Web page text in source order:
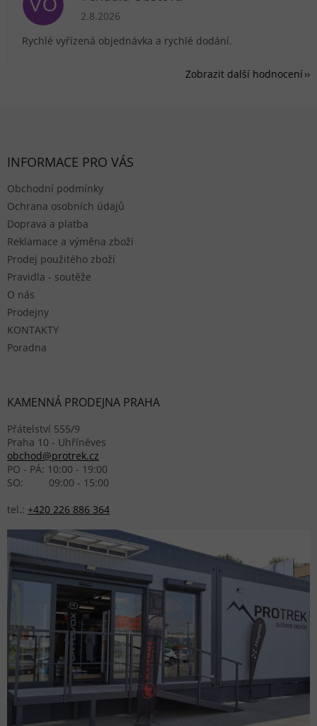
VO Hodnocení obchodu je 5 z 5 hvězdiček.
2.8.2026
Rychlé vyřízená objednávka a rychlé dodání.
Zobrazit další hodnocení
INFORMACE PRO VÁS
Obchodní podmínky
Ochrana osobních údajů
Doprava a platba
Reklamace a výměna zboží
Prodej použitého zboží
Pravidla - soutěže
O nás
Prodejny
KONTAKTY
Poradna
KAMENNÁ PRODEJNA PRAHA
Přátelství 555/9
Praha 10 - Uhříněves
obchod@protrek.cz
PO - PÁ: 10:00 - 19:00
SO: 09:00 - 15:00
tel.: +420 226 886 364